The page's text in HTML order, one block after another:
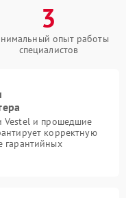
3
опыт работы
специалистов
Vestel и прошедшие
корректную
гарантийных